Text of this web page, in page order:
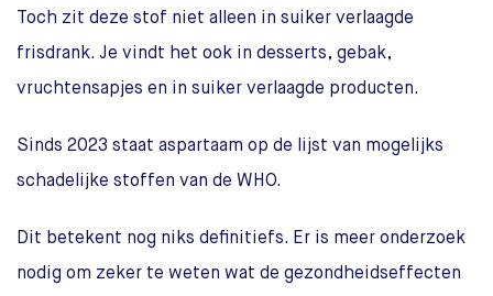
Toch zit deze stof niet alleen in suiker verlaagde
frisdrank. Je vindt het ook in desserts, gebak,
vruchtensapjes en in suiker verlaagde producten.
Sinds 2023 staat aspartaam op de lijst van mogelijks
schadelijke stoffen van de WHO.
Dit betekent nog niks definitiefs. Er is meer onderzoek
nodig om zeker te weten wat de gezondheidseffecten